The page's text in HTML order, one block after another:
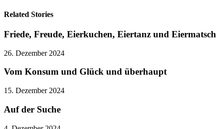
Related Stories
Friede, Freude, Eierkuchen, Eiertanz und Eiermatsch
26. Dezember 2024
Vom Konsum und Glück und überhaupt
15. Dezember 2024
Auf der Suche